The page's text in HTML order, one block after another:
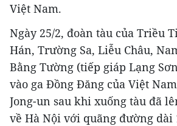
Việt Nam.
Ngày 25/2, đoàn tàu của Triều
Hán, Trường Sa, Liễu Châu,
Bằng Tường (tiếp giáp Lạng
vào ga Đồng Đăng của Việt
Jong-un sau khi xuống tàu đã
về Hà Nội với quãng đường dài